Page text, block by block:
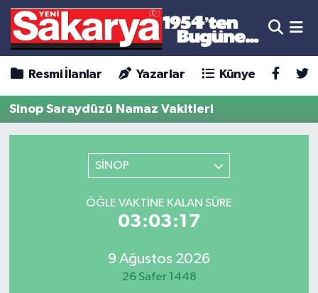
Resmi İlanlar Yazarlar Künye
Sinop Saraydüzü Namaz Vakitleri
SİNOP
ÖĞLE VAKTINE KALAN SÜRE
03:03:17
9 Ağustos 2026
26 Safer 1448